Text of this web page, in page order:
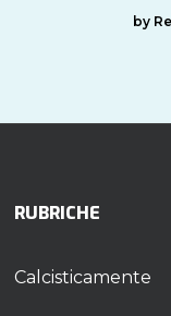
by
RUBRICHE
Calcisticamente